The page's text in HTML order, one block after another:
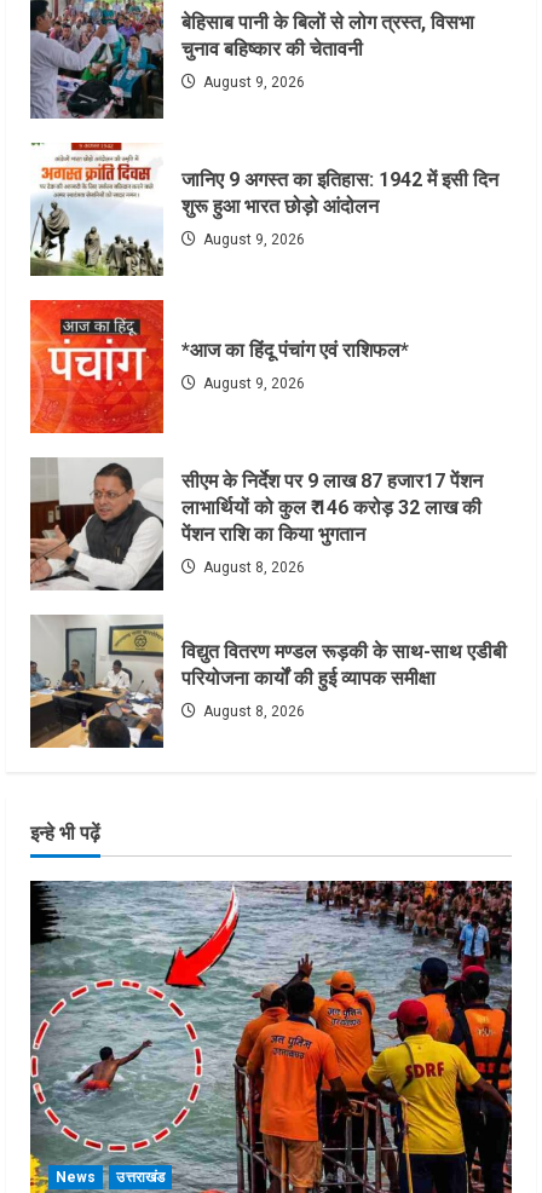
बेहिसाब पानी के बिलों से लोग त्रस्त, विसभा
चुनाव बहिष्कार की चेतावनी
August 9, 2026
जानिए 9 अगस्त का इतिहास: 1942 में इसी दिन
शुरू हुआ भारत छोड़ो आंदोलन
August 9, 2026
*आज का हिंदू पंचांग एवं राशिफल*
August 9, 2026
सीएम के निर्देश पर 9 लाख 87 हजार17 पेंशन
लाभार्थियों को कुल ₹ 146 करोड़ 32 लाख की
पेंशन राशि का किया भुगतान
August 8, 2026
विद्युत वितरण मण्डल रूड़की के साथ-साथ एडीबी
परियोजना कार्यों की हुई व्यापक समीक्षा
August 8, 2026
इन्हे भी पढ़ें
News उत्तराखंड